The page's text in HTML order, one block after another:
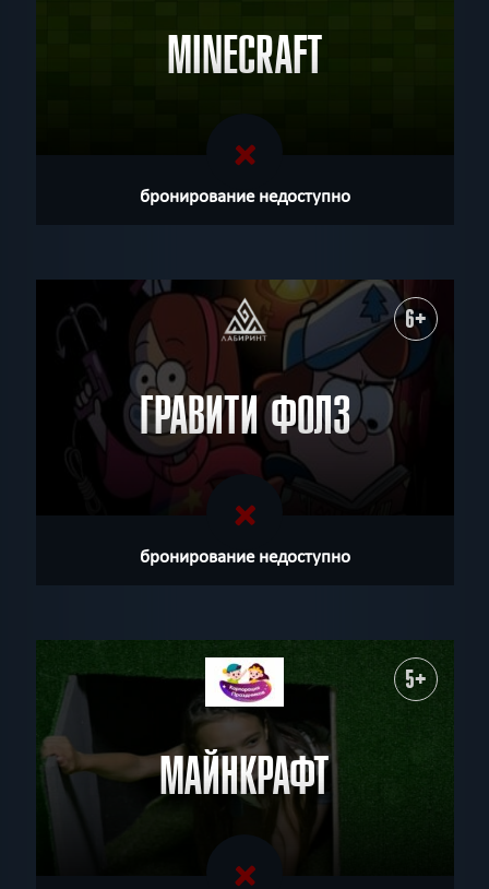
MINECRAFT
бронирование недоступно
6+
ГРАВИТИ ФОЛЗ
бронирование недоступно
5+
МАЙНКРАФТ